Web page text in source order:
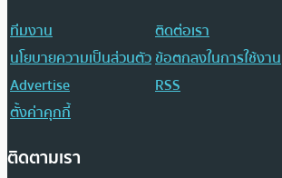
ทีมงาน
ติดต่อเรา
นโยบายความเป็นส่วนตัวข้อตกลงในการใช้งาน
Advertise
RSS
ตั้งค่าคุกกี้
ติดตามเรา